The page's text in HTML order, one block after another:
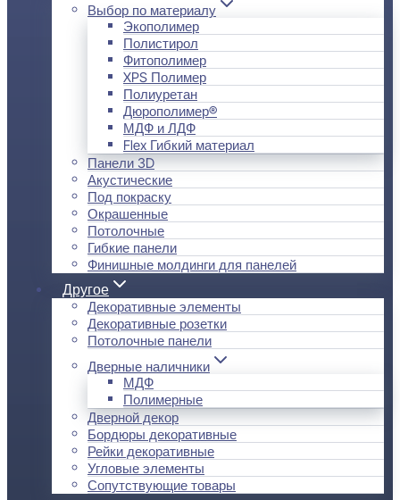
Выбор по материалу
Экополимер
Полистирол
Фитополимер
XPS Полимер
Полиуретан
Дюрополимер®
МДФ и ЛДФ
Flex Гибкий материал
Панели 3D
Акустические
Под покраску
Окрашенные
Потолочные
Гибкие панели
Финишные молдинги для панелей
Другое
Декоративные элементы
Декоративные розетки
Потолочные панели
Дверные наличники
МДФ
Полимерные
Дверной декор
Бордюры декоративные
Рейки декоративные
Угловые элементы
Сопутствующие товары